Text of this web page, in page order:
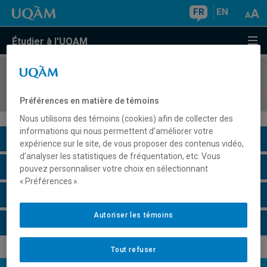
FR EN
Étudier à l'UQAM
COURS//
Description du cours
Horaire - Été 2026
Préférences en matière de témoins
Nous utilisons des témoins (cookies) afin de collecter des
informations qui nous permettent d’améliorer votre
expérience sur le site, de vous proposer des contenus vidéo,
d’analyser les statistiques de fréquentation, etc. Vous
pouvez personnaliser votre choix en sélectionnant
« Préférences ».
Tout refuser
Autoriser les témoins